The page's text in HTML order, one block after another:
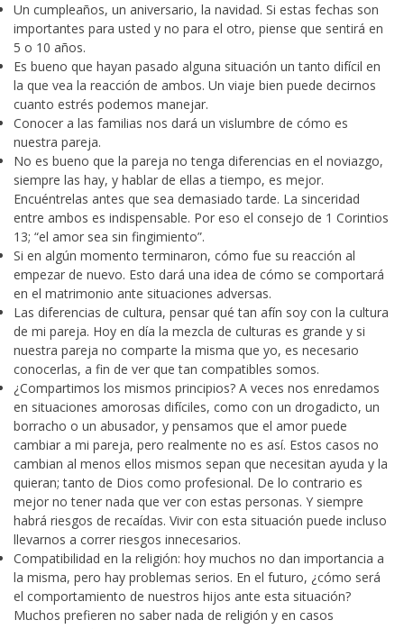
Un cumpleaños, un aniversario, la navidad. Si estas fechas son
importantes para usted y no para el otro, piense que sentirá en
5 o 10 años.
Es bueno que hayan pasado alguna situación un tanto difícil en
la que vea la reacción de ambos. Un viaje bien puede decirnos
cuanto estrés podemos manejar.
Conocer a las familias nos dará un vislumbre de cómo es
nuestra pareja.
No es bueno que la pareja no tenga diferencias en el noviazgo,
siempre las hay, y hablar de ellas a tiempo, es mejor.
Encuéntrelas antes que sea demasiado tarde. La sinceridad
entre ambos es indispensable. Por eso el consejo de 1 Corintios
13; “el amor sea sin fingimiento”.
Si en algún momento terminaron, cómo fue su reacción al
empezar de nuevo. Esto dará una idea de cómo se comportará
en el matrimonio ante situaciones adversas.
Las diferencias de cultura, pensar qué tan afín soy con la cultura
de mi pareja. Hoy en día la mezcla de culturas es grande y si
nuestra pareja no comparte la misma que yo, es necesario
conocerlas, a fin de ver que tan compatibles somos.
¿Compartimos los mismos principios? A veces nos enredamos
en situaciones amorosas difíciles, como con un drogadicto, un
borracho o un abusador, y pensamos que el amor puede
cambiar a mi pareja, pero realmente no es así. Estos casos no
cambian al menos ellos mismos sepan que necesitan ayuda y la
quieran; tanto de Dios como profesional. De lo contrario es
mejor no tener nada que ver con estas personas. Y siempre
habrá riesgos de recaídas. Vivir con esta situación puede incluso
llevarnos a correr riesgos innecesarios.
Compatibilidad en la religión: hoy muchos no dan importancia a
la misma, pero hay problemas serios. En el futuro, ¿cómo será
el comportamiento de nuestros hijos ante esta situación?
Muchos prefieren no saber nada de religión y en casos